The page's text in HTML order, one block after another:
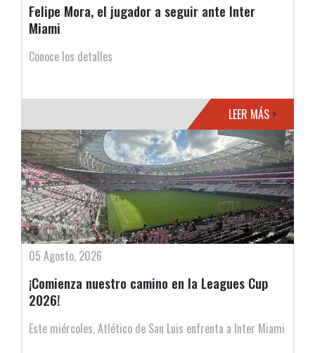
Felipe Mora, el jugador a seguir ante Inter
Miami
Conoce los detalles
LEER MÁS >
05 Agosto, 2026
¡Comienza nuestro camino en la Leagues Cup
2026!
Este miércoles, Atlético de San Luis enfrenta a Inter Miami